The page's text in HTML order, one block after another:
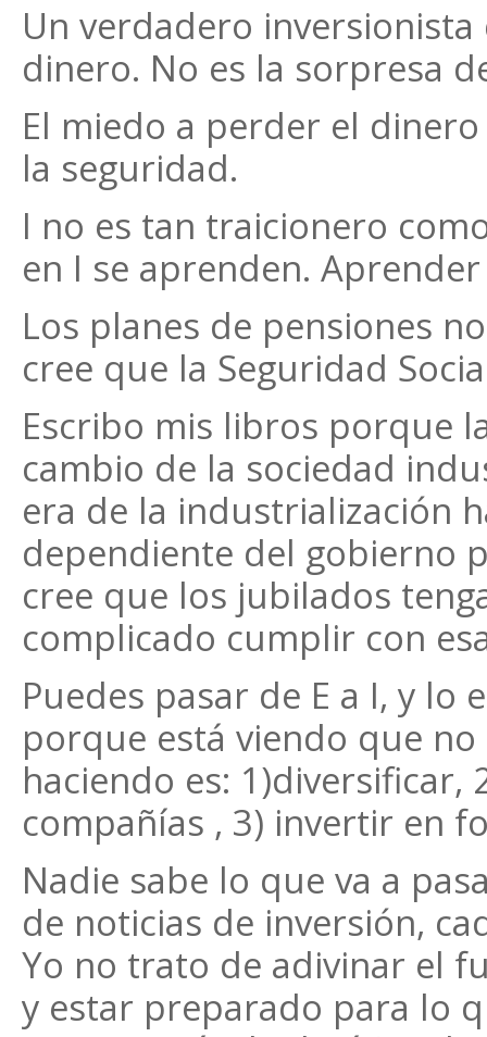
Un verdadero
dinero. No es la sorpresa
El miedo a perder el
la seguridad.
I no es tan traicionero
en I se aprenden.
Los planes de pensiones
cree que la Seguridad
Escribo mis libros porque
cambio de la sociedad
era de la industrialización
dependiente del gobierno
cree que los jubilados
complicado cumplir con
Puedes pasar de E a I, y lo
porque está viendo que
haciendo es: 1)diversificar,
compañías , 3) invertir en
Nadie sabe lo que va a
de noticias de inversión,
Yo no trato de adivinar el
y estar preparado para lo